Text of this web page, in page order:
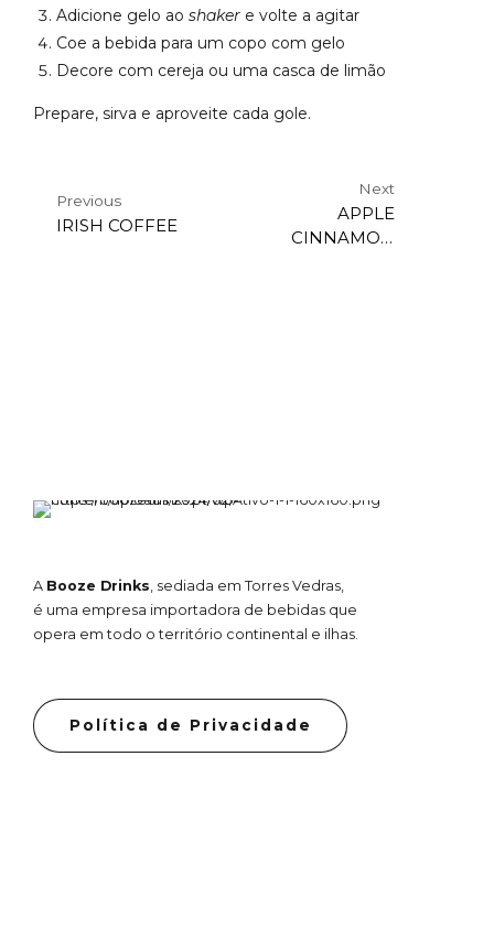
Adicione gelo ao shaker e volte a agitar
Coe a bebida para um copo com gelo
Decore com cereja ou uma casca de limão
Prepare, sirva e aproveite cada gole.
Previous
IRISH COFFEE
Next
APPLE
CINNAMON
A Booze Drinks , sediada em Torres Vedras,
é uma empresa importadora de bebidas que
opera em todo o território continental e ilhas.
Política de Privacidade